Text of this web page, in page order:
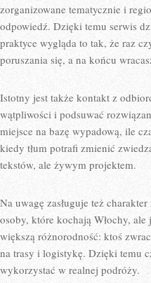
zorganizowane tematycznie i
odpowiedź. Dzięki temu serwis
praktyce wygląda to tak, że raz
poruszania się, a na końcu
Istotny jest także kontakt z
wątpliwości i podsuwać
miejsce na bazę wypadową, ile
kiedy tłum potrafi zmienić
tekstów, ale żywym projektem.
Na uwagę zasługuje też
osoby, które kochają Włochy,
większą różnorodność: ktoś
na trasy i logistykę. Dzięki temu
wykorzystać w realnej podróży.